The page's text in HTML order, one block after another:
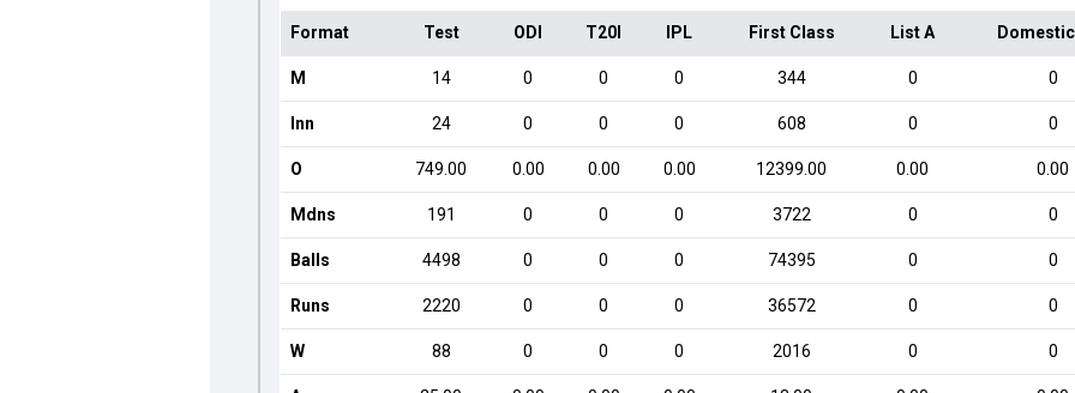
Format Test ODI T20I IPL First Class List A
M 14 0 0 0 344 0 0
Inn 24 0 0 0 608 0 0
O 749.00 0.00 0.00 0.00 12399.00 0.00 0.00
Mdns 191 0 0 0 3722 0 0
Balls 4498 0 0 0 74395 0 0
Runs 2220 0 0 0 36572 0 0
W 88 0 0 0 2016 0 0